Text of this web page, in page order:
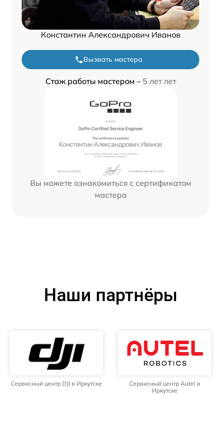
Константин Александрович Иванов
Вызвать мастера
Стаж работы мастером – 5 лет лет
Вы можете ознакомиться с сертификатом
мастера
Наши партнёры
Сервисный центр DJI в Иркутске
Сервисный центр Autel в
Иркутске